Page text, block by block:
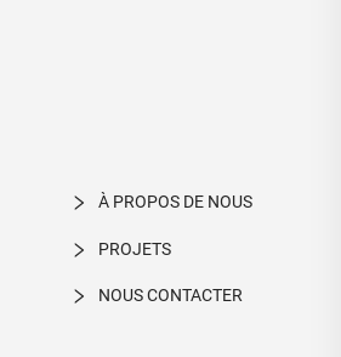
À PROPOS DE NOUS
PROJETS
NOUS CONTACTER